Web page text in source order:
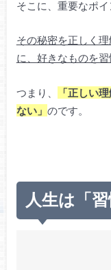
そこに、重要なポイ
その秘密を正しく
に、好きなものを
つまり、
「正しい
ない」 のです。
人生は「